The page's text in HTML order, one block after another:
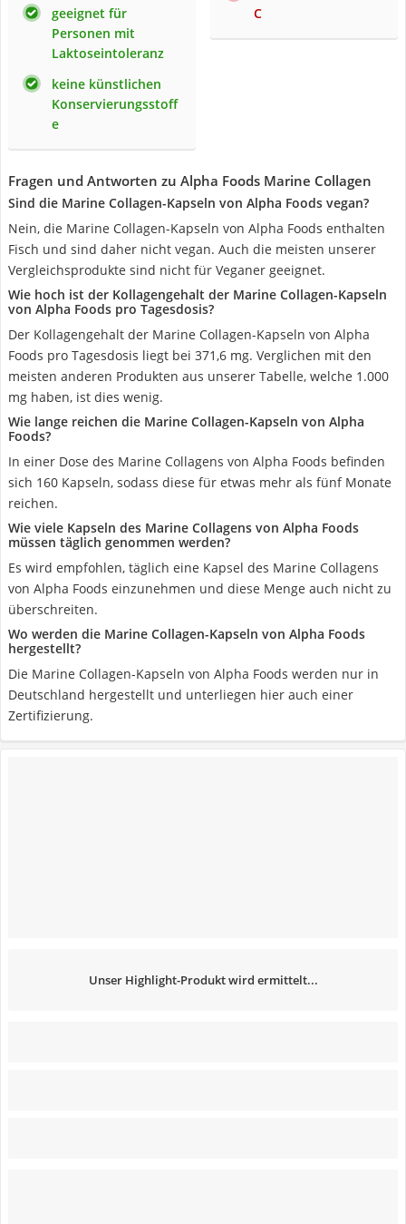
geeignet für
Personen mit
Laktoseintoleranz
keine künstlichen
Konservierungsstoff
e
C
Fragen und Antworten zu Alpha Foods Marine Collagen
Sind die Marine Collagen-Kapseln von Alpha Foods vegan?
Nein, die Marine Collagen-Kapseln von Alpha Foods enthalten
Fisch und sind daher nicht vegan. Auch die meisten unserer
Vergleichsprodukte sind nicht für Veganer geeignet.
Wie hoch ist der Kollagengehalt der Marine Collagen-Kapseln
von Alpha Foods pro Tagesdosis?
Der Kollagengehalt der Marine Collagen-Kapseln von Alpha
Foods pro Tagesdosis liegt bei 371,6 mg. Verglichen mit den
meisten anderen Produkten aus unserer Tabelle, welche 1.000
mg haben, ist dies wenig.
Wie lange reichen die Marine Collagen-Kapseln von Alpha
Foods?
In einer Dose des Marine Collagens von Alpha Foods befinden
sich 160 Kapseln, sodass diese für etwas mehr als fünf Monate
reichen.
Wie viele Kapseln des Marine Collagens von Alpha Foods
müssen täglich genommen werden?
Es wird empfohlen, täglich eine Kapsel des Marine Collagens
von Alpha Foods einzunehmen und diese Menge auch nicht zu
überschreiten.
Wo werden die Marine Collagen-Kapseln von Alpha Foods
hergestellt?
Die Marine Collagen-Kapseln von Alpha Foods werden nur in
Deutschland hergestellt und unterliegen hier auch einer
Zertifizierung.
Unser Highlight-Produkt wird ermittelt...